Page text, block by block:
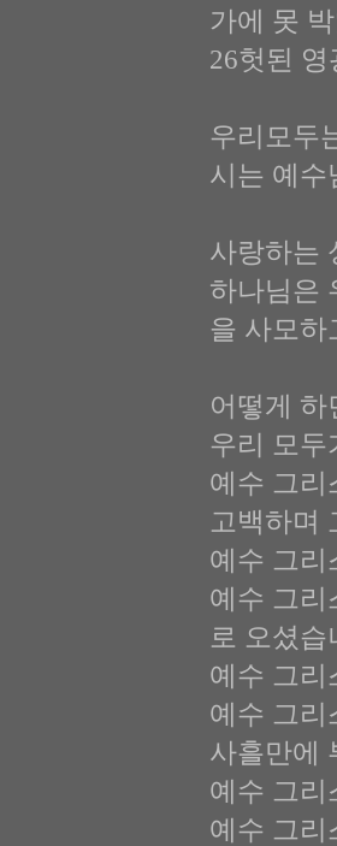
가에 못
26헛된
우리모두
시는 예수
사랑하는
하나님은
을 사모하
어떻게 하
우리 모두
예수 그리
고백하며
예수 그리
예수 그리
로 오셨습
예수 그리
예수 그리
사흘만에
예수 그리
예수 그리